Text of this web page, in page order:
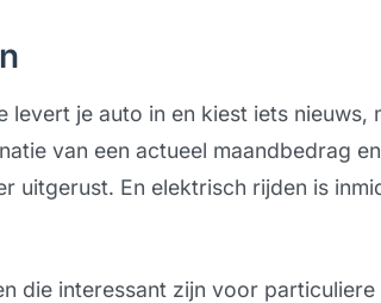
je auto in en kiest iets nieuws,
van een actueel maandbedrag
uitgerust. En elektrisch rijden is
die interessant zijn voor particuliere